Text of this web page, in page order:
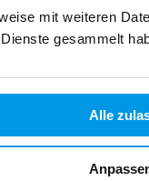
mit weiteren
gesammelt
Alle